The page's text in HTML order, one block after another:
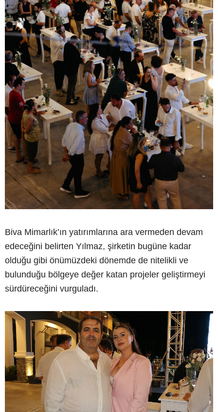
Biva Mimarlık’ın yatırımlarına ara vermeden devam
edeceğini belirten Yılmaz, şirketin bugüne kadar
olduğu gibi önümüzdeki dönemde de nitelikli ve
bulunduğu bölgeye değer katan projeler geliştirmeyi
sürdüreceğini vurguladı.